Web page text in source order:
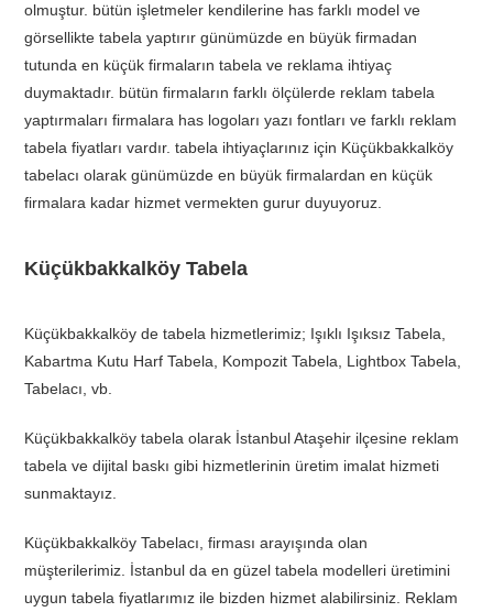
olmuştur. bütün işletmeler kendilerine has farklı model ve
görsellikte tabela yaptırır günümüzde en büyük firmadan
tutunda en küçük firmaların tabela ve reklama ihtiyaç
duymaktadır. bütün firmaların farklı ölçülerde reklam tabela
yaptırmaları firmalara has logoları yazı fontları ve farklı reklam
tabela fiyatları vardır. tabela ihtiyaçlarınız için Küçükbakkalköy
tabelacı olarak günümüzde en büyük firmalardan en küçük
firmalara kadar hizmet vermekten gurur duyuyoruz.
Küçükbakkalköy Tabela
Küçükbakkalköy de tabela hizmetlerimiz; Işıklı Işıksız Tabela,
Kabartma Kutu Harf Tabela, Kompozit Tabela, Lightbox Tabela,
Tabelacı, vb.
Küçükbakkalköy tabela olarak İstanbul Ataşehir ilçesine reklam
tabela ve dijital baskı gibi hizmetlerinin üretim imalat hizmeti
sunmaktayız.
Küçükbakkalköy Tabelacı, firması arayışında olan
müşterilerimiz. İstanbul da en güzel tabela modelleri üretimini
uygun tabela fiyatlarımız ile bizden hizmet alabilirsiniz. Reklam